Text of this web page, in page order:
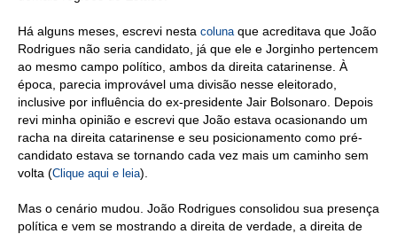
Há alguns meses, escrevi nesta coluna que acreditava que João
Rodrigues não seria candidato, já que ele e Jorginho pertencem
ao mesmo campo político, ambos da direita catarinense. À
época, parecia improvável uma divisão nesse eleitorado,
inclusive por influência do ex-presidente Jair Bolsonaro. Depois
revi minha opinião e escrevi que João estava ocasionando um
racha na direita catarinense e seu posicionamento como pré-
candidato estava se tornando cada vez mais um caminho sem
volta (Clique aqui e leia).
Mas o cenário mudou. João Rodrigues consolidou sua presença
política e vem se mostrando a direita de verdade, a direita de